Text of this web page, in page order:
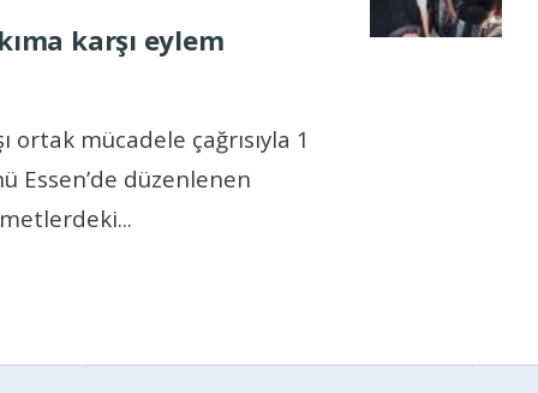
karşı eylem
ortak mücadele çağrısıyla 1
Essen’de düzenlenen
...